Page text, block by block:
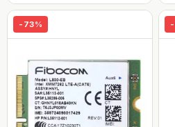
- 73% -